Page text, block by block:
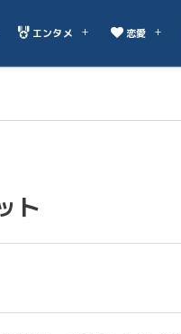
エンタメ 恋愛
ト